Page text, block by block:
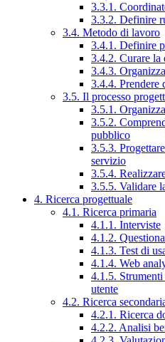
3.3.1.
3.3.2. Definire
3.4. Metodo di lavoro
3.4.1. Definire
3.4.2. Curare la
3.4.3.
3.4.4. Prendere
3.5. Il processo
3.5.1.
3.5.2.
pubblico
3.5.3.
servizio
3.5.4.
3.5.5. Validare
4. Ricerca progettuale
4.1. Ricerca primaria
4.1.1. Interviste
4.1.2.
4.1.3. Test di
4.1.4. Web
4.1.5. Strumenti
utente
4.2. Ricerca
4.2.1. Ricerca
4.2.2. Analisi